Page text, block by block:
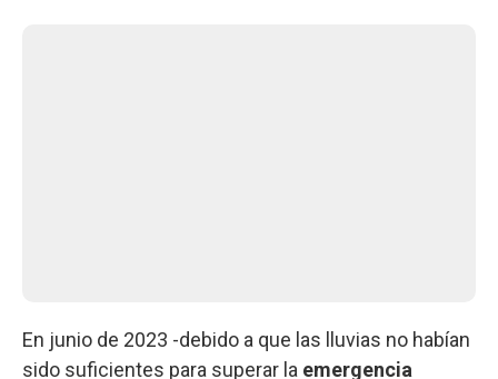
En junio de 2023 -debido a que las lluvias no habían
sido suficientes para superar la emergencia